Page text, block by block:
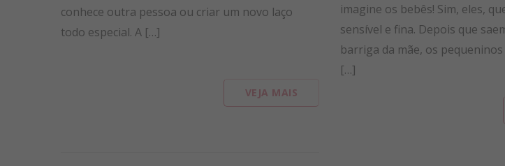
conhece outra pessoa ou criar um novo laço
todo especial. A […]
VEJA MAIS
imagine os bebês! Sim, eles,
sensível e fina. Depois que
barriga da mãe, os
[…]